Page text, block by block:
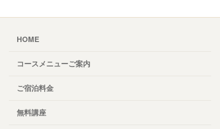
HOME
コースメニューご案内
ご宿泊料金
無料講座